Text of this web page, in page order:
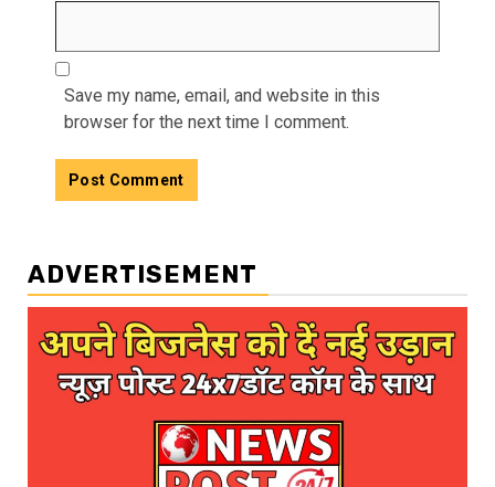
Save my name, email, and website in this
browser for the next time I comment.
ADVERTISEMENT